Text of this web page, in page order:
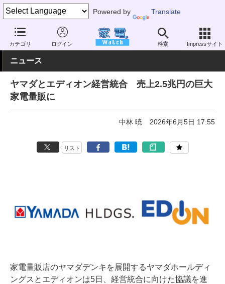
Powered by Translate
カテゴリ ログイン 検索 Impressサイト
家電 Watch 業界動向 業界動向 小売店・量販店
ニュース
ヤマダとエディオン経営統合 売上2.5兆円の巨大
家電量販に
中林 暁 2026年6月5日 17:55
リスト
家電量販店のヤマダデンキを展開するヤマダホールディ
ングスとエディオンは5日、経営統合に向けた協議を進